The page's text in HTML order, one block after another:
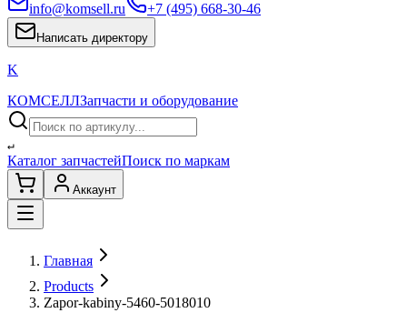
info@komsell.ru +7 (495) 668-30-46
Написать директору
K
КОМСЕЛЛЗапчасти и оборудование
↵
Каталог запчастейПоиск по маркам
Аккаунт
Главная
Products
Zapor-kabiny-5460-5018010